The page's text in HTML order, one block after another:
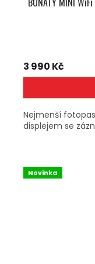
3 990 Kč
Nejmenší
displejem se
Novinka